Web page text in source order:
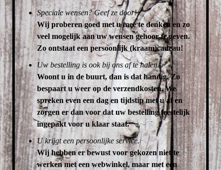
Speciale wensen? Geef ze door!
Wij proberen goed met u mee te denken en zo
veel mogelijk aan uw wensen gehoor te geven.
Zo ontstaat een persoonlijk (kraam)cadeau!
Uw bestelling is ook bij ons af te halen.
Woont u in de buurt, dan is dat handig. Zo
bespaart u weer op de verzendkosten.We
spreken even een dag en tijdstip met u af en
zorgen er dan voor dat uw bestelling feestelijk
ingepakt voor u klaar staat.
U krijgt een persoonlijke service.
Wij hebben er bewust voor gekozen niet te
werken met een webwinkel, maar met een